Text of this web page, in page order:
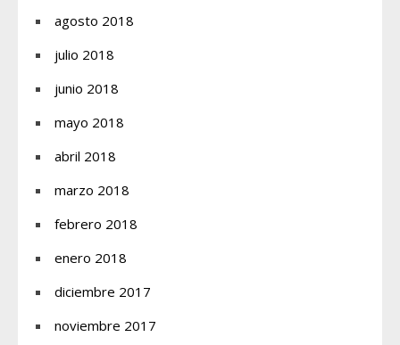
agosto 2018
julio 2018
junio 2018
mayo 2018
abril 2018
marzo 2018
febrero 2018
enero 2018
diciembre 2017
noviembre 2017